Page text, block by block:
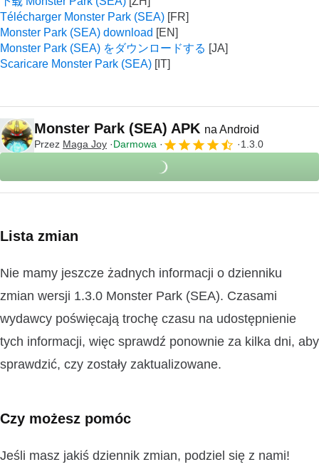
Télécharger Monster Park (SEA)
Monster Park (SEA) download
Monster Park (SEA) をダウンロードする
Scaricare Monster Park (SEA)
Monster Park (SEA) APK na Android
Przez Maga Joy Darmowa 1.3.0
Lista zmian
Nie mamy jeszcze żadnych informacji o dzienniku
zmian wersji 1.3.0 Monster Park (SEA). Czasami
wydawcy poświęcają trochę czasu na udostępnienie
tych informacji, więc sprawdź ponownie za kilka dni, aby
sprawdzić, czy zostały zaktualizowane.
Czy możesz pomóc
Jeśli masz jakiś dziennik zmian, podziel się z nami!